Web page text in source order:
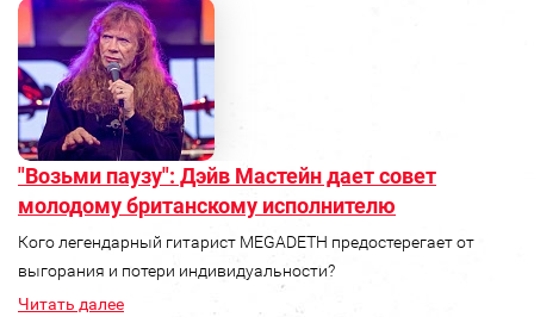
"Возьми паузу": Дэйв Мастейн дает совет
молодому британскому исполнителю
Кого легендарный гитарист MEGADETH предостерегает от
выгорания и потери индивидуальности?
Читать далее